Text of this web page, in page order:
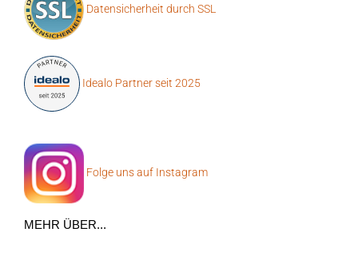
Datensicherheit durch SSL
Idealo Partner seit 2025
Folge uns auf Instagram
MEHR ÜBER...